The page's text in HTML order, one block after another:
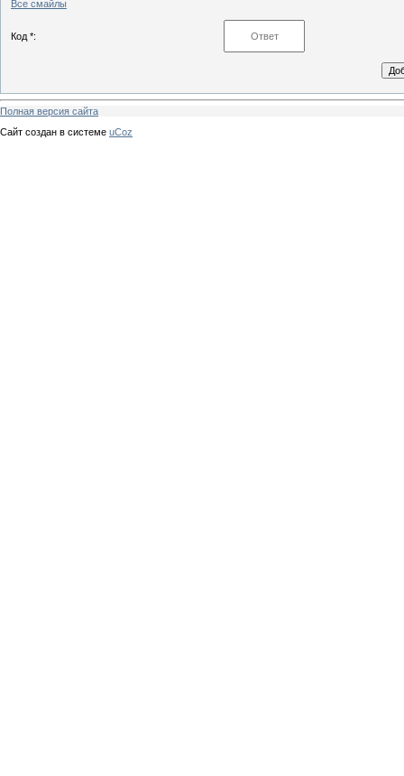
Все смайлы
Код *:
Полная версия сайта
Сайт создан в системе uCoz